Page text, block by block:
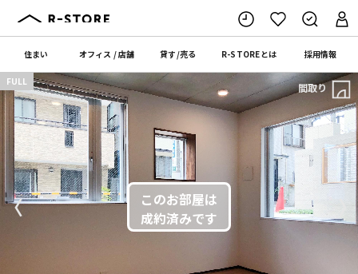
住まい オフィス /店舗 貸す/売る R-STOREとは 採用情報
〈 〉
FULL 間取り